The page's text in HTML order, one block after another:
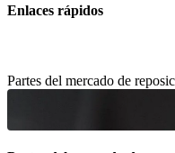
Enlaces rápidos
Partes del mercado de